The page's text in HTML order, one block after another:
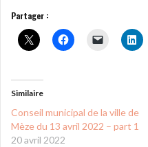
Partager :
Similaire
Conseil municipal de la ville de
Mèze du 13 avril 2022 – part 1
20 avril 2022